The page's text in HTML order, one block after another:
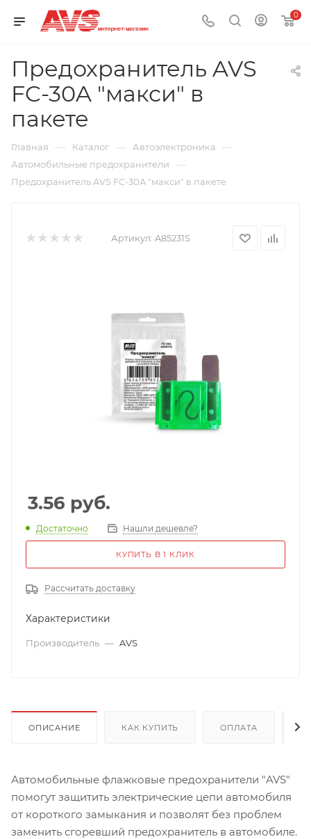
0
Предохранитель AVS
FC-30A "макси" в
пакете
Главная — Каталог — Автоэлектроника —
Автомобильные предохранители —
Предохранитель AVS FC-30A "макси" в пакете
Артикул: A85231S
3.56 руб.
Достаточно Нашли дешевле?
КУПИТЬ В 1 КЛИК
Рассчитать доставку
Характеристики
Производитель — AVS
ОПИСАНИЕ КАК КУПИТЬ ОПЛАТА
Автомобильные флажковые предохранители "AVS"
помогут защитить электрические цепи автомобиля
от короткого замыкания и позволят без проблем
заменить сгоревший предохранитель в автомобиле.